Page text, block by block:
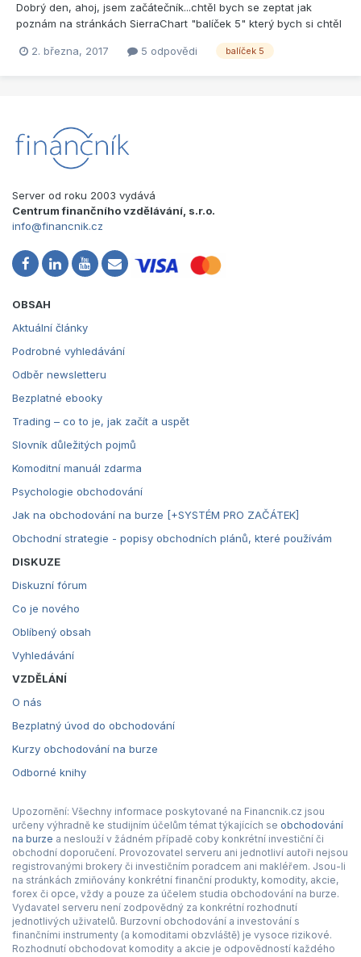
Dobrý den, ahoj, jsem začátečník...chtěl bych se zeptat jak
poznám na stránkách SierraChart "balíček 5" který bych si chtěl
odpověď.
2. března, 2017 5 odpovědi balíček 5
Server od roku 2003 vydává
Centrum finančního vzdělávání, s.r.o.
info@financnik.cz
OBSAH
Aktuální články
Podrobné vyhledávání
Odběr newsletteru
Bezplatné ebooky
Trading – co to je, jak začít a uspět
Slovník důležitých pojmů
Komoditní manuál zdarma
Psychologie obchodování
Jak na obchodování na burze [+SYSTÉM PRO ZAČÁTEK]
Obchodní strategie - popisy obchodních plánů, které používám
DISKUZE
Diskuzní fórum
Co je nového
Oblíbený obsah
Vyhledávání
VZDĚLÁNÍ
O nás
Bezplatný úvod do obchodování
Kurzy obchodování na burze
Odborné knihy
Upozornění: Všechny informace poskytované na Financnik.cz jsou
určeny výhradně ke studijním účelům témat týkajících se obchodování
na burze a neslouží v žádném případě coby konkrétní investiční či
obchodní doporučení. Provozovatel serveru ani jednotliví autoři nejsou
registrovanými brokery či investičním poradcem ani makléřem. Jsou-li
na stránkách zmiňovány konkrétní finanční produkty, komodity, akcie,
forex či opce, vždy a pouze za účelem studia obchodování na burze.
Vydavatel serveru není zodpovědný za konkrétní rozhodnutí
jednotlivých uživatelů. Burzovní obchodování a investování s
finančními instrumenty (a komoditami obzvláště) je vysoce rizikové.
Rozhodnutí obchodovat komodity a akcie je odpovědností každého